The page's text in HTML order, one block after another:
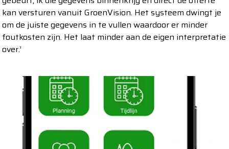
kan versturen vanuit GroenVision. Het systeem dwingt je
om de juiste gegevens in te vullen waardoor er minder
foutkosten zijn. Het laat minder aan de eigen interpretatie
over.’